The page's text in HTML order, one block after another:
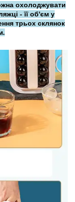
охолоджувати
- її об'єм у
трьох склянок